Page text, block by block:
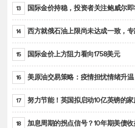
13 国际金价持稳，投资者关注鲍威尔
14 西方就俄石油上限尚未达成一致，
15 国际金价上方阻力看向1758美元
16 美原油交易策略：疫情担忧情绪升
17 努力节能！英国拟启动10亿英镑的家
18 加息周期的拐点信号？10年期美债收益率持